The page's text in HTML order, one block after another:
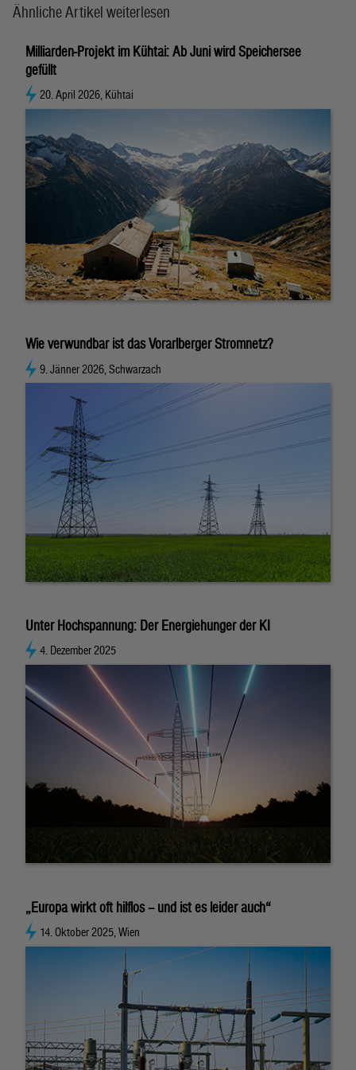
Ähnliche Artikel weiterlesen
Milliarden-Projekt im Kühtai: Ab Juni wird Speichersee
gefüllt
20. April 2026, Kühtai
Wie verwundbar ist das Vorarlberger Stromnetz?
9. Jänner 2026, Schwarzach
Unter Hochspannung: Der Energiehunger der KI
4. Dezember 2025
„Europa wirkt oft hilflos – und ist es leider auch“
14. Oktober 2025, Wien